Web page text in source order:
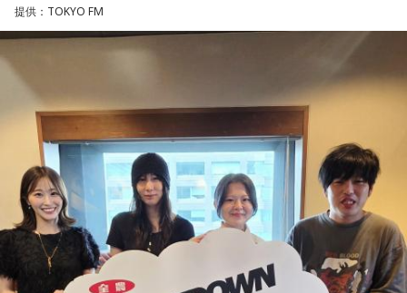
山田「球速がすごくて、僕も追いつけるように頑張ります」
2試合に登板してみていかがですか？
山田「自分の持ち味が出せて抑えられることができたので、
そこは1番よかったのかなと思います。試合で投げる、野球が
できる感謝というのも再び感じることができましたし、野球
が楽しかったですね」
――今シーズンの登板はまだ2試合ですが、ヒットを1本も打
たれていないです。
山田「そうなんですか？ 何の意識もしていないです（笑）。
◎メールテーマ『鬼事』
TVアニメ『逃げ上手の若君』第2期オープニングテーマ「鬼
事」。中島健人はこの「鬼事」を「日々のイラッとした出来
事」や「心がザワザワした、モヤモヤした事」を表す言葉と
してカジュアルに使っています。そんな、あなたの周りで起
きた「鬼事」を教えてください。
中島健人が、どう立ち回ればよかったのか手を差し伸べま
す。
※ メールの件名は「鬼事」でお願いします。
提供：TOKYO FM